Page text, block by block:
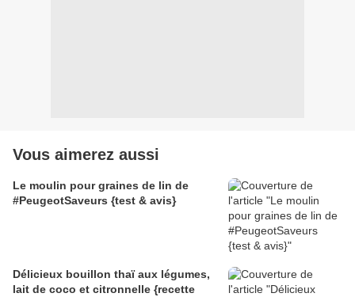
Vous aimerez aussi
Le moulin pour graines de lin de
#PeugeotSaveurs {test & avis}
Délicieux bouillon thaï aux légumes,
lait de coco et citronnelle {recette